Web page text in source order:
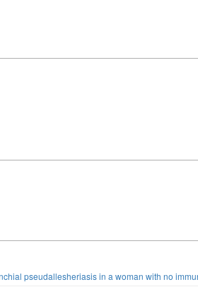
pseudallesheriasis in a woman with no